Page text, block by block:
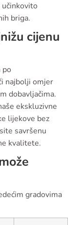
učinkovito
briga.
cijenu
po
najbolji omjer
dobavljačima.
ekskluzivne
lijekove bez
savršenu
kvalitete.
gradovima